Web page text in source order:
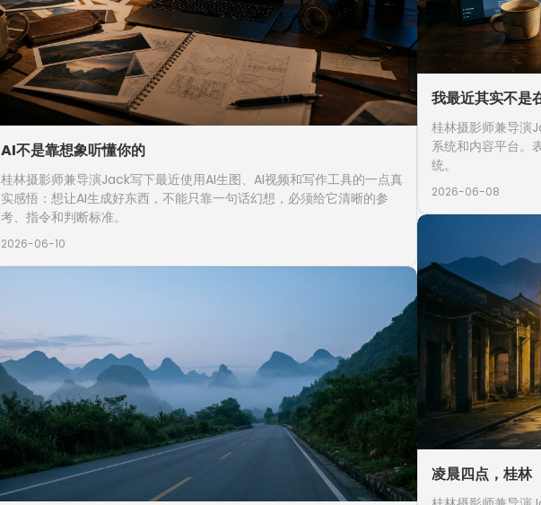
AI不是靠想象听懂你的
桂林摄影师兼导演Jack写下最近使用AI生图、AI视频和写作工具的一点真
实感悟：想让AI生成好东西，不能只靠一句话幻想，必须给它清晰的参
考、指令和判断标准。
2026-06-10
我最近其实不是
桂林摄影师兼导演
系统和内容平台。
统。
2026-06-08
凌晨四点，桂林